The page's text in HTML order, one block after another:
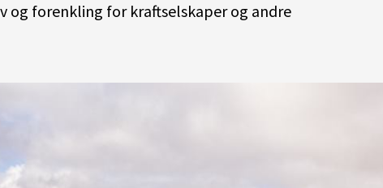
og forenkling for kraftselskaper og andre